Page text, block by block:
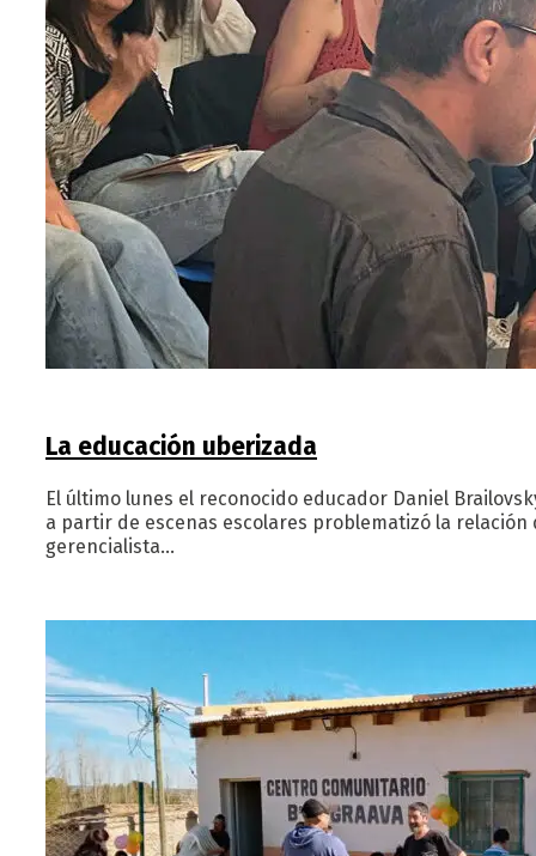
La educación uberizada
El último lunes el reconocido educador Daniel
a partir de escenas escolares problematizó la
gerencialista…